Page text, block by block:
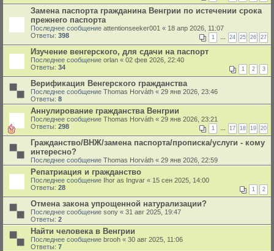
Замена паспорта гражданина Венгрии по истечении срока
прежнего паспорта
Последнее сообщение attentionseeker001 « 18 апр 2026, 11:07
Ответы: 398 1 … 24 25 26 27
Изучение венгерского, для сдачи на паспорт
Последнее сообщение orlan « 02 фев 2026, 22:40
Ответы: 34 1 2 3
Верификация Венгерского гражданства
Последнее сообщение Thomas Horváth « 29 янв 2026, 23:46
Ответы: 8
Аннулирование гражданства Венгрии
Последнее сообщение Thomas Horváth « 29 янв 2026, 23:21
Ответы: 298 1 … 17 18 19 20
Гражданство/ВНЖ/замена паспорта/прописка/услуги - кому
интересно?
Последнее сообщение Thomas Horváth « 29 янв 2026, 22:59
Репатриация и гражданство
Последнее сообщение Ihor as Ingvar « 15 сен 2025, 14:00
Ответы: 28 1 2
Отмена закона упрощенной натурализации?
Последнее сообщение sony « 31 авг 2025, 19:47
Ответы: 2
Найти человека в Венгрии
Последнее сообщение brooh « 30 авг 2025, 11:06
Ответы: 7